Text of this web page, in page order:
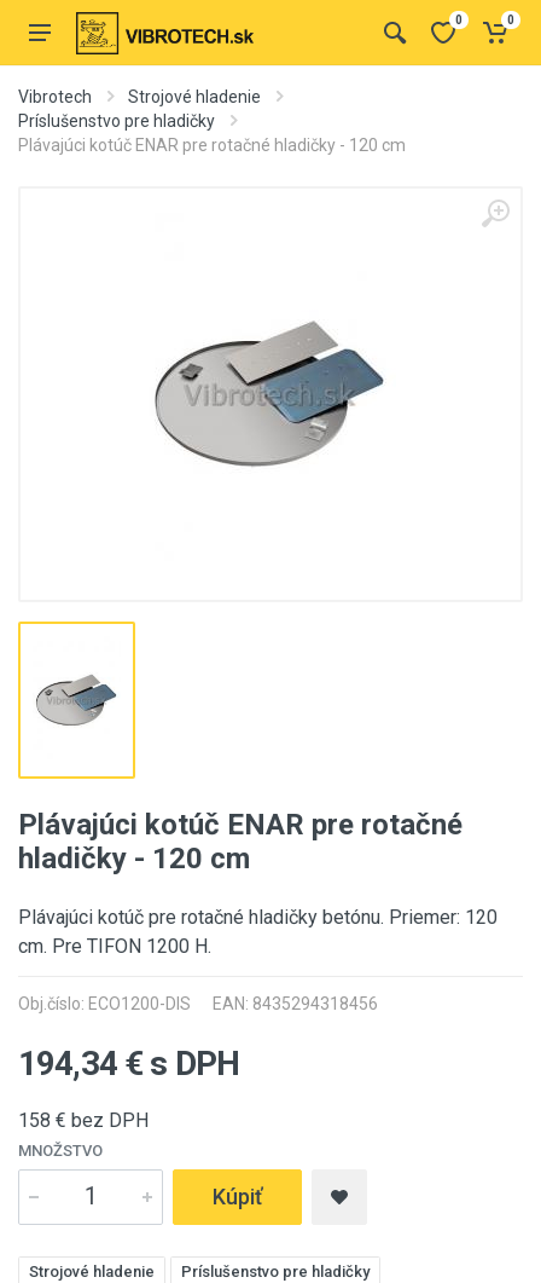
0 0
Vibrotech
Strojové hladenie
Príslušenstvo pre hladičky
Plávajúci kotúč ENAR pre rotačné hladičky - 120 cm
Plávajúci kotúč ENAR pre rotačné
hladičky - 120 cm
Plávajúci kotúč pre rotačné hladičky betónu. Priemer: 120
cm. Pre TIFON 1200 H.
Obj.číslo: ECO1200-DIS EAN: 8435294318456
194,34€ s DPH
158 € bez DPH
MNOŽSTVO
Kúpiť
Strojové hladenie Príslušenstvo pre hladičky